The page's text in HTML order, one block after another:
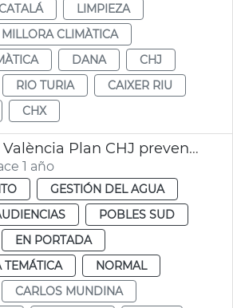
LIMPIEZA
MILLORA CLIMÀTICA
DANA
CHJ
RIO TURIA
CAIXER RIU
CHX
Alegaciones València Plan CHJ prevención dana
1 año
GESTIÓN DEL AGUA
POBLES SUD
EN PORTADA
TEMÁTICA
NORMAL
CARLOS MUNDINA